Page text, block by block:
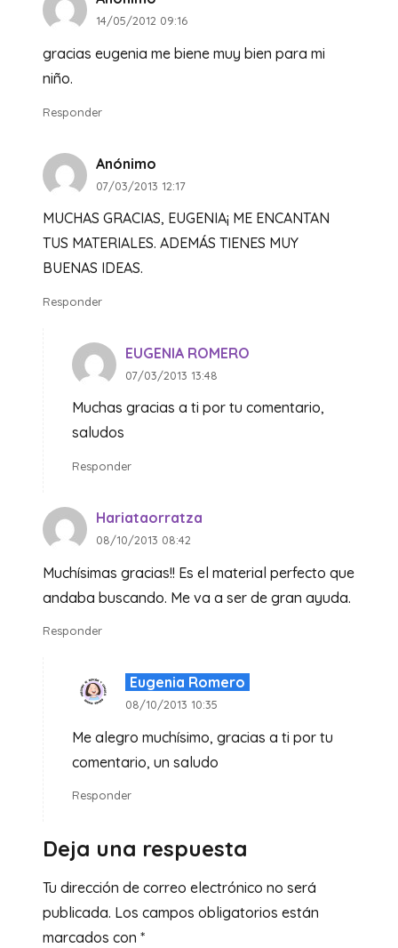
14/05/2012 09:16
gracias eugenia me biene muy bien para mi
niño.
Responder
Anónimo
07/03/2013 12:17
MUCHAS GRACIAS, EUGENIA¡ ME ENCANTAN
TUS MATERIALES. ADEMÁS TIENES MUY
BUENAS IDEAS.
Responder
EUGENIA ROMERO
07/03/2013 13:48
Muchas gracias a ti por tu comentario,
saludos
Responder
Hariataorratza
08/10/2013 08:42
Muchísimas gracias!! Es el material perfecto que
andaba buscando. Me va a ser de gran ayuda.
Responder
Eugenia Romero
08/10/2013 10:35
Me alegro muchísimo, gracias a ti por tu
comentario, un saludo
Responder
Deja una respuesta
Tu dirección de correo electrónico no será
publicada. Los campos obligatorios están
marcados con *